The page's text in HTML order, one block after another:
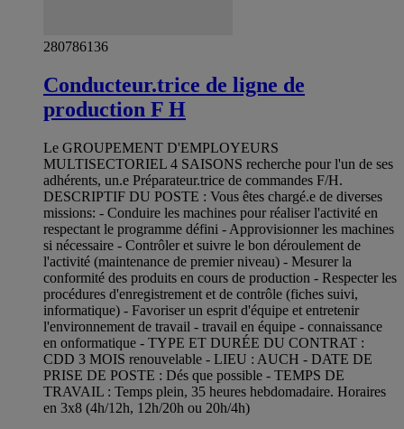
280786136
Conducteur.trice de ligne de
production F H
Le GROUPEMENT D'EMPLOYEURS
MULTISECTORIEL 4 SAISONS recherche pour l'un de ses
adhérents, un.e Préparateur.trice de commandes F/H.
DESCRIPTIF DU POSTE : Vous êtes chargé.e de diverses
missions: - Conduire les machines pour réaliser l'activité en
respectant le programme défini - Approvisionner les machines
si nécessaire - Contrôler et suivre le bon déroulement de
l'activité (maintenance de premier niveau) - Mesurer la
conformité des produits en cours de production - Respecter les
procédures d'enregistrement et de contrôle (fiches suivi,
informatique) - Favoriser un esprit d'équipe et entretenir
l'environnement de travail - travail en équipe - connaissance
en onformatique - TYPE ET DURÉE DU CONTRAT :
CDD 3 MOIS renouvelable - LIEU : AUCH - DATE DE
PRISE DE POSTE : Dés que possible - TEMPS DE
TRAVAIL : Temps plein, 35 heures hebdomadaire. Horaires
en 3x8 (4h/12h, 12h/20h ou 20h/4h)